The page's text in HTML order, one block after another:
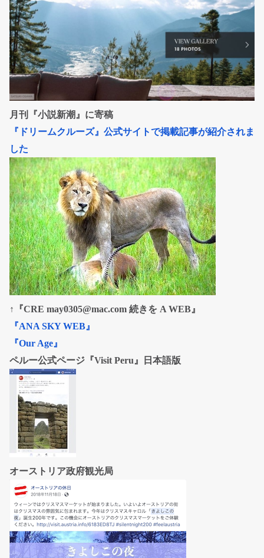
月刊『小説新潮』に寄稿
『ドリームクルーズ』公式サイトで掲載記事が紹介されま
した
↑『CRE may0305@mac.com 続きを A WEB』
『ANA SKY WEB』
『Our Age』
ペルー公式ページ『Visit Peru』日本語版
オーストリア政府観光局